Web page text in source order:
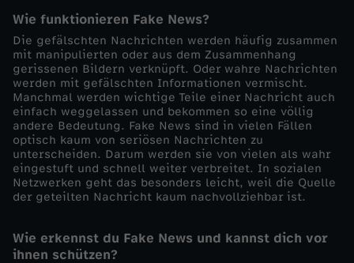
Wie funktionieren Fake News?
Die gefälschten Nachrichten werden häufig zusammen
mit manipulierten oder aus dem Zusammenhang
gerissenen Bildern verknüpft. Oder wahre Nachrichten
werden mit gefälschten Informationen vermischt.
Manchmal werden wichtige Teile einer Nachricht auch
einfach weggelassen und bekommen so eine völlig
andere Bedeutung. Fake News sind in vielen Fällen
optisch kaum von seriösen Nachrichten zu
unterscheiden. Darum werden sie von vielen als wahr
eingestuft und schnell weiter verbreitet. In sozialen
Netzwerken geht das besonders leicht, weil die Quelle
der geteilten Nachricht kaum nachvollziehbar ist.
Wie erkennst du Fake News und kannst dich vor
ihnen schützen?